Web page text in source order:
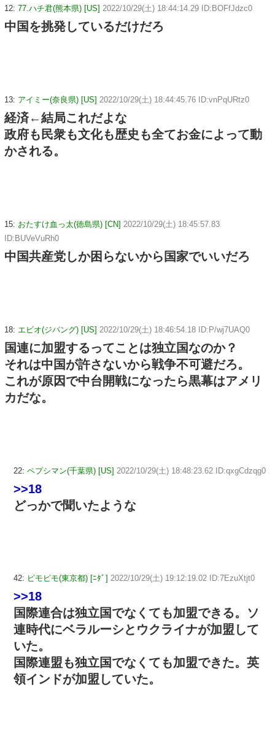
12: 77.ハチ君(熊本県) [US] 2022/10/29(土) 18:44:14.29 ID:BOFfJdzc0
中国を挑発しているだけだろ
13: アイミー(奈良県) [US] 2022/10/29(土) 18:44:45.76 ID:vnPqURtz0
経済←結局これだよな
政府も民衆も文化も歴史も全てお金によって動
かされる。
15: おたすけ血っ太(徳島県) [CN] 2022/10/29(土) 18:45:57.83
ID:BUVeVuRh0
中国共産党しか困らないから国家でいいだろ
18: エビオ(ジパング) [US] 2022/10/29(土) 18:46:54.18 ID:P/wj7UAQ0
国連に加盟するってことは独立国なのか？
それは中国が許さないから戦争不可避だろ。
これが原因で中台開戦になったら黒幕はアメリ
カだな。
22: ペプシマン(千葉県) [US] 2022/10/29(土) 18:48:23.62 ID:qxgCdzqg0
>>18
どっかで聞いたような
42: ピモピモ(東京都) [ﾆﾀﾞ] 2022/10/29(土) 19:12:19.02 ID:7EzuXtjt0
>>18
国際連合は独立国でなくても加盟できる。ソ
連時代にベラルーシとウクライナが加盟して
いた。
国際連盟も独立国でなくても加盟できた。英
領インドが加盟していた。